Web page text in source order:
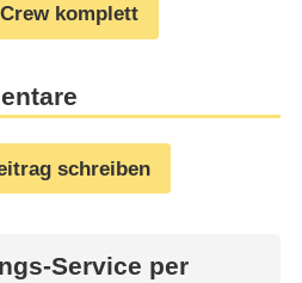
komplett
schreiben
Service per